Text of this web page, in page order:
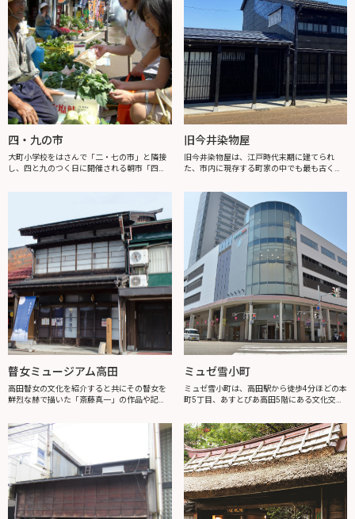
四・九の市
大町小学校をはさんで「二・七の市」と隣接
し、四と九のつく日に開催される朝市「四・
新須賀町から須賀町にかけて（現在の仲町2丁
旧今井染物屋
旧今井染物屋は、江戸時代末期に建てられ
た、市内に現存する町家の中でも最も古く、
代表する町家として価値が高いことから、令
和元年（2019年）8月に上越市文化財に指...
瞽女ミュージアム高田
高田瞽女の文化を紹介すると共にその瞽女を
鮮烈な赫で描いた「斎藤真一」の作品や記録
形登録文化財に指定されている昭和12年築の
典型的スタイルの高田の町家にもご注目下...
ミュゼ雪小町
ミュゼ雪小町は、高田駅から徒歩4分ほどの本
町5丁目、あすとぴあ高田5階にある文化交流
示、各種美術展示会として利用できるギャラ
リーA・B・Cがあり、附属設備として...